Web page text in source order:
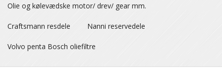
Olie og kølevædske motor/ drev/ gear mm.
Craftsmann resdele Nanni reservedele
Volvo penta Bosch oliefiltre